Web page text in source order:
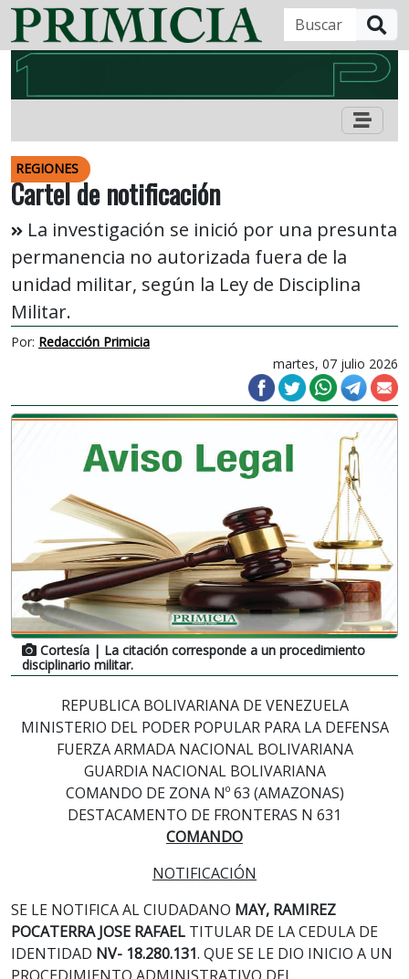
REGIONES
Cartel de notificación
La investigación se inició por una presunta
permanencia no autorizada fuera de la
unidad militar, según la Ley de Disciplina
Militar.
Por: Redacción Primicia
martes, 07 julio 2026
Cortesía | La citación corresponde a un procedimiento
disciplinario militar.
REPUBLICA BOLIVARIANA DE VENEZUELA
MINISTERIO DEL PODER POPULAR PARA LA DEFENSA
FUERZA ARMADA NACIONAL BOLIVARIANA
GUARDIA NACIONAL BOLIVARIANA
COMANDO DE ZONA Nº 63 (AMAZONAS)
DESTACAMENTO DE FRONTERAS N 631
COMANDO
NOTIFICACIÓN
SE LE NOTIFICA AL CIUDADANO MAY, RAMIREZ
POCATERRA JOSE RAFAEL TITULAR DE LA CEDULA DE
IDENTIDAD NV- 18.280.131. QUE SE LE DIO INICIO A UN